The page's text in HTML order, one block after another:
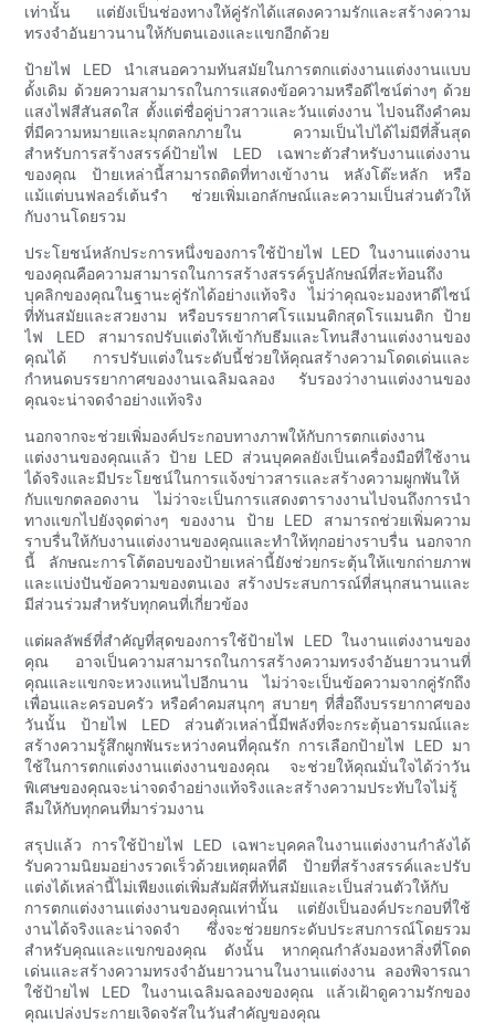
เท่านั้น แต่ยังเป็นช่องทางให้คู่รักได้แสดงความรักและสร้างความ
ทรงจำอันยาวนานให้กับตนเองและแขกอีกด้วย
ป้ายไฟ LED นำเสนอความทันสมัยในการตกแต่งงานแต่งงานแบบ
ดั้งเดิม ด้วยความสามารถในการแสดงข้อความหรือดีไซน์ต่างๆ ด้วย
แสงไฟสีสันสดใส ตั้งแต่ชื่อคู่บ่าวสาวและวันแต่งงาน ไปจนถึงคำคม
ที่มีความหมายและมุกตลกภายใน ความเป็นไปได้ไม่มีที่สิ้นสุด
สำหรับการสร้างสรรค์ป้ายไฟ LED เฉพาะตัวสำหรับงานแต่งงาน
ของคุณ ป้ายเหล่านี้สามารถติดที่ทางเข้างาน หลังโต๊ะหลัก หรือ
แม้แต่บนฟลอร์เต้นรำ ช่วยเพิ่มเอกลักษณ์และความเป็นส่วนตัวให้
กับงานโดยรวม
ประโยชน์หลักประการหนึ่งของการใช้ป้ายไฟ LED ในงานแต่งงาน
ของคุณคือความสามารถในการสร้างสรรค์รูปลักษณ์ที่สะท้อนถึง
บุคลิกของคุณในฐานะคู่รักได้อย่างแท้จริง ไม่ว่าคุณจะมองหาดีไซน์
ที่ทันสมัยและสวยงาม หรือบรรยากาศโรแมนติกสุดโรแมนติก ป้าย
ไฟ LED สามารถปรับแต่งให้เข้ากับธีมและโทนสีงานแต่งงานของ
คุณได้ การปรับแต่งในระดับนี้ช่วยให้คุณสร้างความโดดเด่นและ
กำหนดบรรยากาศของงานเฉลิมฉลอง รับรองว่างานแต่งงานของ
คุณจะน่าจดจำอย่างแท้จริง
นอกจากจะช่วยเพิ่มองค์ประกอบทางภาพให้กับการตกแต่งงาน
แต่งงานของคุณแล้ว ป้าย LED ส่วนบุคคลยังเป็นเครื่องมือที่ใช้งาน
ได้จริงและมีประโยชน์ในการแจ้งข่าวสารและสร้างความผูกพันให้
กับแขกตลอดงาน ไม่ว่าจะเป็นการแสดงตารางงานไปจนถึงการนำ
ทางแขกไปยังจุดต่างๆ ของงาน ป้าย LED สามารถช่วยเพิ่มความ
ราบรื่นให้กับงานแต่งงานของคุณและทำให้ทุกอย่างราบรื่น นอกจาก
นี้ ลักษณะการโต้ตอบของป้ายเหล่านี้ยังช่วยกระตุ้นให้แขกถ่ายภาพ
และแบ่งปันข้อความของตนเอง สร้างประสบการณ์ที่สนุกสนานและ
มีส่วนร่วมสำหรับทุกคนที่เกี่ยวข้อง
แต่ผลลัพธ์ที่สำคัญที่สุดของการใช้ป้ายไฟ LED ในงานแต่งงานของ
คุณ อาจเป็นความสามารถในการสร้างความทรงจำอันยาวนานที่
คุณและแขกจะหวงแหนไปอีกนาน ไม่ว่าจะเป็นข้อความจากคู่รักถึง
เพื่อนและครอบครัว หรือคำคมสนุกๆ สบายๆ ที่สื่อถึงบรรยากาศของ
วันนั้น ป้ายไฟ LED ส่วนตัวเหล่านี้มีพลังที่จะกระตุ้นอารมณ์และ
สร้างความรู้สึกผูกพันระหว่างคนที่คุณรัก การเลือกป้ายไฟ LED มา
ใช้ในการตกแต่งงานแต่งงานของคุณ จะช่วยให้คุณมั่นใจได้ว่าวัน
พิเศษของคุณจะน่าจดจำอย่างแท้จริงและสร้างความประทับใจไม่รู้
ลืมให้กับทุกคนที่มาร่วมงาน
สรุปแล้ว การใช้ป้ายไฟ LED เฉพาะบุคคลในงานแต่งงานกำลังได้
รับความนิยมอย่างรวดเร็วด้วยเหตุผลที่ดี ป้ายที่สร้างสรรค์และปรับ
แต่งได้เหล่านี้ไม่เพียงแต่เพิ่มสัมผัสที่ทันสมัยและเป็นส่วนตัวให้กับ
การตกแต่งงานแต่งงานของคุณเท่านั้น แต่ยังเป็นองค์ประกอบที่ใช้
งานได้จริงและน่าจดจำ ซึ่งจะช่วยยกระดับประสบการณ์โดยรวม
สำหรับคุณและแขกของคุณ ดังนั้น หากคุณกำลังมองหาสิ่งที่โดด
เด่นและสร้างความทรงจำอันยาวนานในงานแต่งงาน ลองพิจารณา
ใช้ป้ายไฟ LED ในงานเฉลิมฉลองของคุณ แล้วเฝ้าดูความรักของ
คุณเปล่งประกายเจิดจรัสในวันสำคัญของคุณ